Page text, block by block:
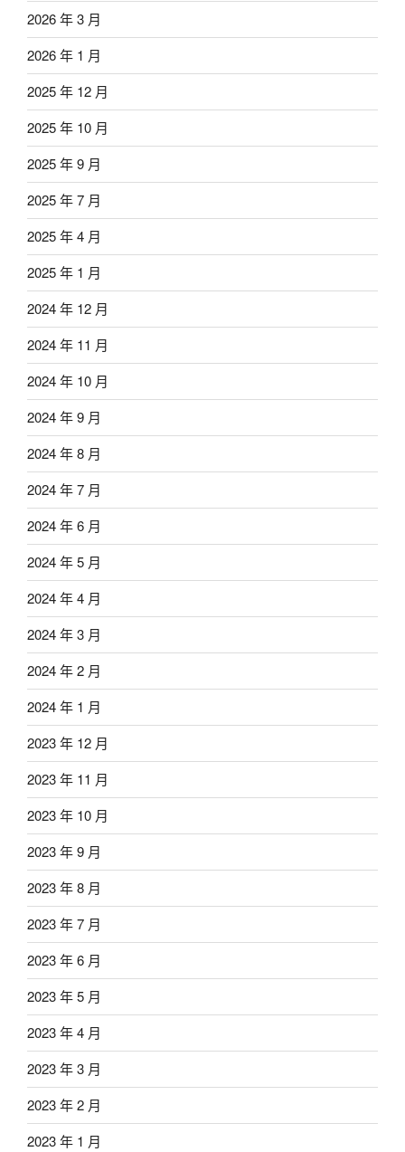
2026 年 3 月
2026 年 1 月
2025 年 12 月
2025 年 10 月
2025 年 9 月
2025 年 7 月
2025 年 4 月
2025 年 1 月
2024 年 12 月
2024 年 11 月
2024 年 10 月
2024 年 9 月
2024 年 8 月
2024 年 7 月
2024 年 6 月
2024 年 5 月
2024 年 4 月
2024 年 3 月
2024 年 2 月
2024 年 1 月
2023 年 12 月
2023 年 11 月
2023 年 10 月
2023 年 9 月
2023 年 8 月
2023 年 7 月
2023 年 6 月
2023 年 5 月
2023 年 4 月
2023 年 3 月
2023 年 2 月
2023 年 1 月